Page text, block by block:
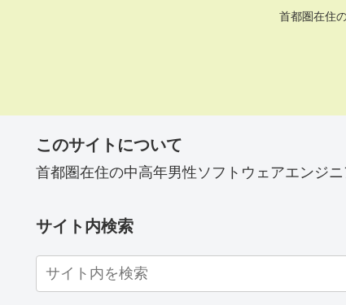
首都圏在住
このサイトについて
首都圏在住の中高年男性ソフトウェアエンジ
サイト内検索